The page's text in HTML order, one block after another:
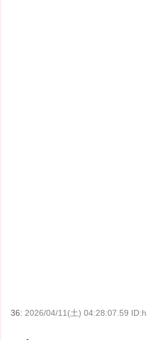
36: 2026/04/11(土) 04:28:07.59